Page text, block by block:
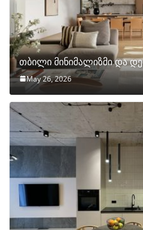
თბილი მინიმალიზმი და
May 26, 2026